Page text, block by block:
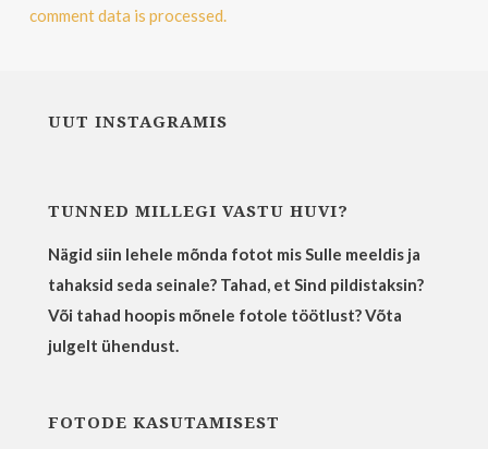
comment data is processed.
UUT INSTAGRAMIS
TUNNED MILLEGI VASTU HUVI?
Nägid siin lehele mõnda fotot mis Sulle meeldis ja
tahaksid seda seinale? Tahad, et Sind pildistaksin?
Või tahad hoopis mõnele fotole töötlust? Võta
julgelt ühendust.
FOTODE KASUTAMISEST